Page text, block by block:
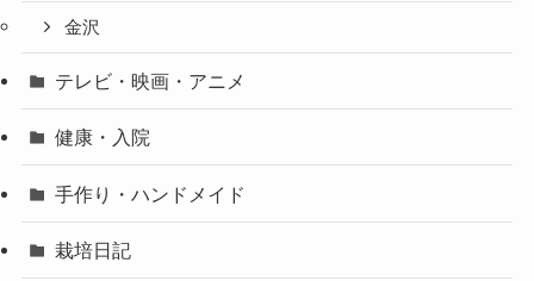
金沢
テレビ・映画・アニメ
健康・入院
手作り・ハンドメイド
栽培日記